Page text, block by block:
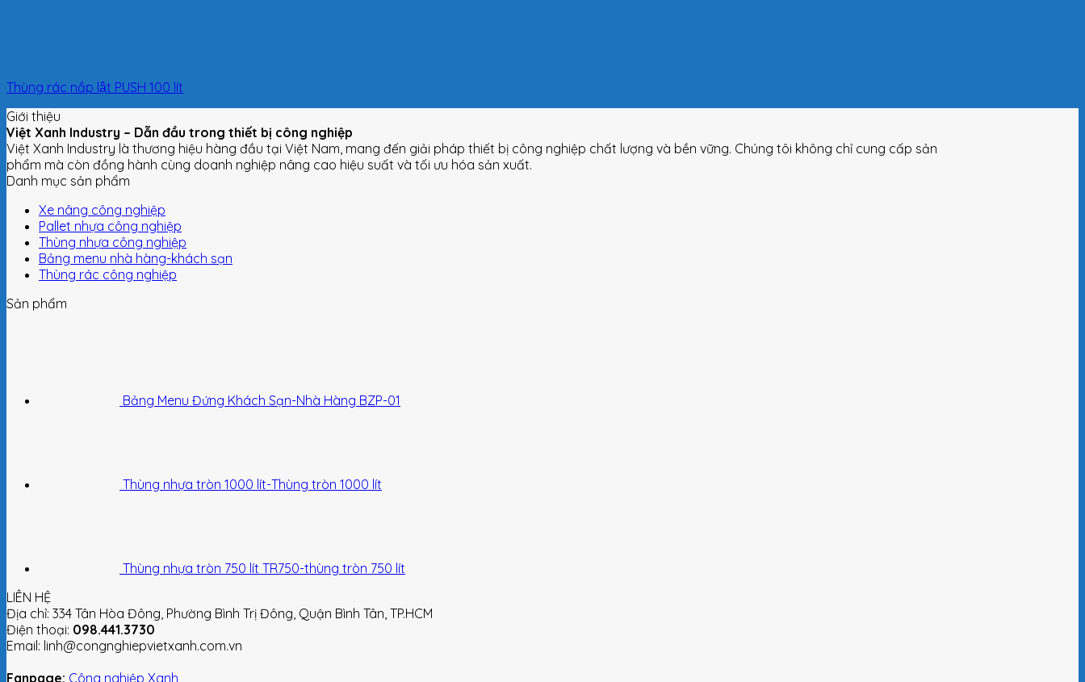
Thùng rác nắp lật PUSH 100 lít
Giới thiệu
Việt Xanh Industry – Dẫn đầu trong thiết bị công nghiệp
Việt Xanh Industry là thương hiệu hàng đầu tại Việt Nam, mang đến giải pháp thiết bị công nghiệp chất lượng và bền vững. Chúng tôi không chỉ cung cấp sản
phẩm mà còn đồng hành cùng doanh nghiệp nâng cao hiệu suất và tối ưu hóa sản xuất.
Danh mục sản phẩm
Xe nâng công nghiệp
Pallet nhựa công nghiệp
Thùng nhựa công nghiệp
Bảng menu nhà hàng-khách sạn
Thùng rác công nghiệp
Sản phẩm
Bảng Menu Đứng Khách Sạn-Nhà Hàng BZP-01
Thùng nhựa tròn 1000 lít-Thùng tròn 1000 lít
Thùng nhựa tròn 750 lít TR750-thùng tròn 750 lít
LIÊN HỆ
Địa chỉ: 334 Tân Hòa Đông, Phường Bình Trị Đông, Quận Bình Tân, TP.HCM
Điện thoại: 098.441.3730
Email: linh@congnghiepvietxanh.com.vn
Fanpage: Công nghiệp Xanh